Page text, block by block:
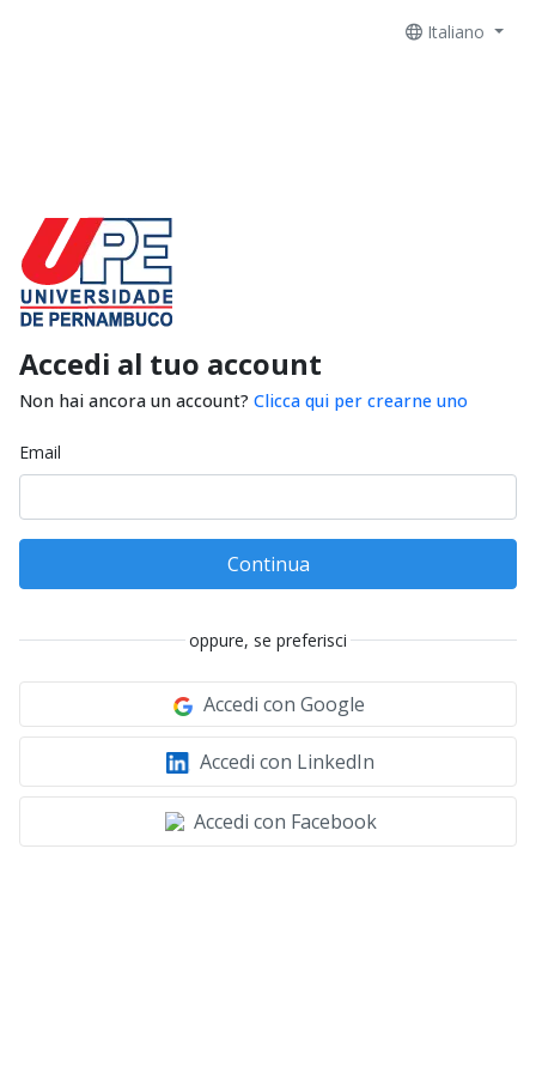
Italiano
Accedi al tuo account
Non hai ancora un account? Clicca qui per crearne uno
Email
Continua
oppure, se preferisci
Accedi con Google
Accedi con LinkedIn
Accedi con Facebook